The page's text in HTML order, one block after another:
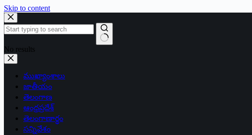
Skip to content
No results
ముఖ్యాంశాలు
జాతీయం
తెలంగాణ
ఆంధ్రప్రదేశ్
తెలంగాణార్థం
సన్నివేశం